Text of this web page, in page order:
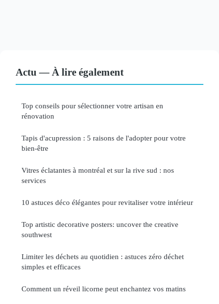
Actu — À lire également
Top conseils pour sélectionner votre artisan en
rénovation
Tapis d'acupression : 5 raisons de l'adopter pour votre
bien-être
Vitres éclatantes à montréal et sur la rive sud : nos
services
10 astuces déco élégantes pour revitaliser votre intérieur
Top artistic decorative posters: uncover the creative
southwest
Limiter les déchets au quotidien : astuces zéro déchet
simples et efficaces
Comment un réveil licorne peut enchantez vos matins